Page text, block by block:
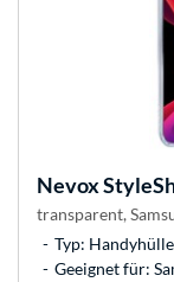
Nevox
transparent,
Typ: Handyhülle
Geeignet für: